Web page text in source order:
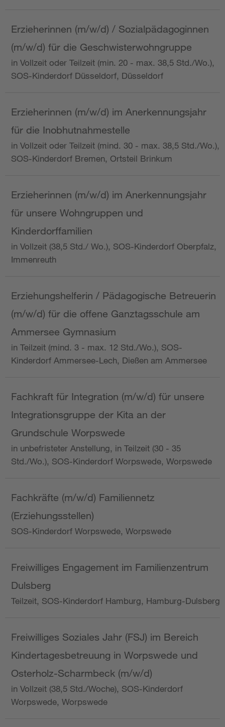
Erzieherinnen (m/w/d) / Sozialpädagoginnen
(m/w/d) für die Geschwisterwohngruppe
in Vollzeit oder Teilzeit (min. 20 - max. 38,5 Std./Wo.),
SOS-Kinderdorf Düsseldorf, Düsseldorf
Erzieherinnen (m/w/d) im Anerkennungsjahr
für die Inobhutnahmestelle
in Vollzeit oder Teilzeit (mind. 30 - max. 38,5 Std./Wo.),
SOS-Kinderdorf Bremen, Ortsteil Brinkum
Erzieherinnen (m/w/d) im Anerkennungsjahr
für unsere Wohngruppen und
Kinderdorffamilien
in Vollzeit (38,5 Std./ Wo.), SOS-Kinderdorf Oberpfalz,
Immenreuth
Erziehungshelferin / Pädagogische Betreuerin
(m/w/d) für die offene Ganztagsschule am
Ammersee Gymnasium
in Teilzeit (mind. 3 - max. 12 Std./Wo.), SOS-
Kinderdorf Ammersee-Lech, Dießen am Ammersee
Fachkraft für Integration (m/w/d) für unsere
Integrationsgruppe der Kita an der
Grundschule Worpswede
in unbefristeter Anstellung, in Teilzeit (30 - 35
Std./Wo.), SOS-Kinderdorf Worpswede, Worpswede
Fachkräfte (m/w/d) Familiennetz
(Erziehungsstellen)
SOS-Kinderdorf Worpswede, Worpswede
Freiwilliges Engagement im Familienzentrum
Dulsberg
Teilzeit, SOS-Kinderdorf Hamburg, Hamburg-Dulsberg
Freiwilliges Soziales Jahr (FSJ) im Bereich
Kindertagesbetreuung in Worpswede und
Osterholz-Scharmbeck (m/w/d)
in Vollzeit (38,5 Std./Woche), SOS-Kinderdorf
Worpswede, Worpswede